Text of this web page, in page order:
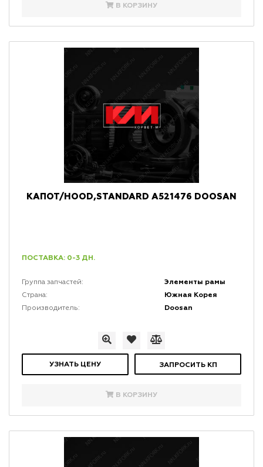
В КОРЗИНУ
КАПОТ/HOOD,STANDARD A521476 DOOSAN
ПОСТАВКА: 0-3 ДН.
Группа запчастей: Элементы рамы
Страна: Южная Корея
Производитель: Doosan
УЗНАТЬ ЦЕНУ ЗАПРОСИТЬ КП
В КОРЗИНУ